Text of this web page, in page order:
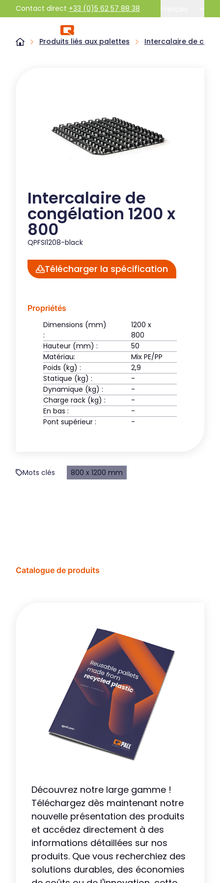
Contact direct +33 (0)5 62 57 88 38
Produits liés aux palettes Intercalaire de
Intercalaire de
congélation 1200 x
800
QPFSI1208-black
Télécharger la spécification
Propriétés
Dimensions (mm)
:
1200 x
800
Hauteur (mm) :
50
Matériau:
Mix PE/PP
Poids (kg) :
2,9
Statique (kg) :
-
Dynamique (kg) :
-
Charge rack (kg) :
-
En bas :
-
Pont supérieur :
-
Mots clés 800 x 1200 mm
Catalogue de produits
Découvrez notre large gamme !
Téléchargez dès maintenant notre
nouvelle présentation des produits
et accédez directement à des
informations détaillées sur nos
produits. Que vous recherchiez des
solutions durables, des économies